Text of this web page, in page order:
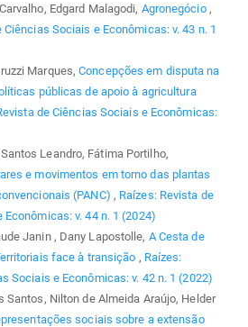
Edgard Malagodi, Agronegócio ,
Ciências Sociais e Econômicas: v. 43 n. 1
Marques,Concepções em disputa na
públicas de apoio à agricultura
de Ciências Sociais e Econômicas:
Leandro, Fátima Portilho,
e movimentos em torno das plantas
(PANC) , Raízes: Revista de
v. 44 n. 1 (2024)
Janin , Dany Lapostolle, A Cesta de
face à transição , Raízes:
Sociais e Econômicas: v. 42 n. 1 (2022)
Santos, Nilton de Almeida Araújo, Helder
sociais sobre a extensão